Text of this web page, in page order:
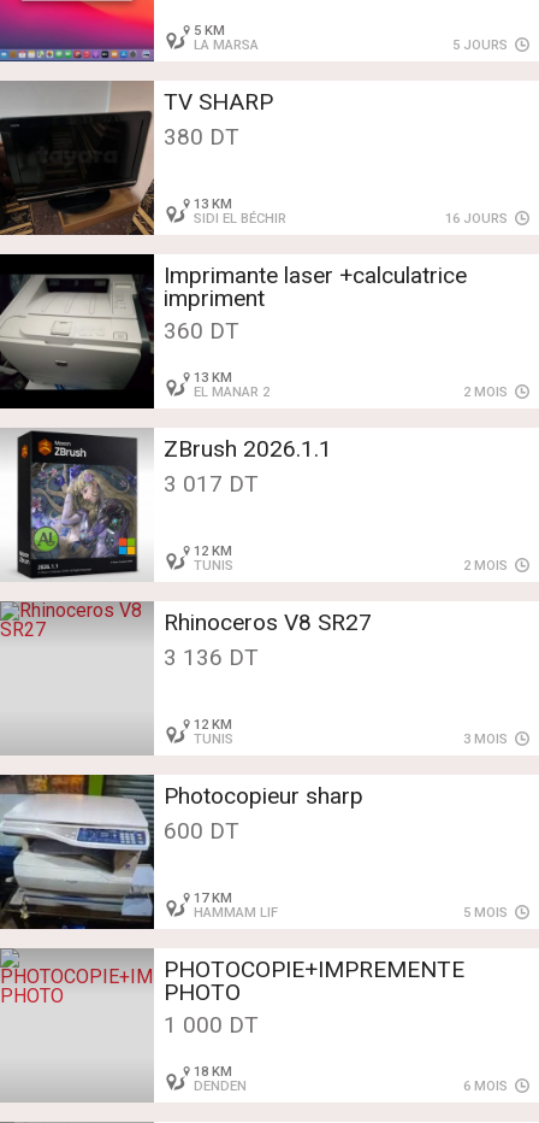
5 KM
LA MARSA
5 JOURS
TV SHARP
380 DT
13 KM
SIDI EL BÉCHIR
16 JOURS
Imprimante laser +calculatrice
impriment
360 DT
13 KM
EL MANAR 2
2 MOIS
ZBrush 2026.1.1
3 017 DT
12 KM
TUNIS
2 MOIS
Rhinoceros V8 SR27
3 136 DT
12 KM
TUNIS
3 MOIS
Photocopieur sharp
600 DT
17 KM
HAMMAM LIF
5 MOIS
PHOTOCOPIE+IMPREMENTE
PHOTO
1 000 DT
18 KM
DENDEN
6 MOIS